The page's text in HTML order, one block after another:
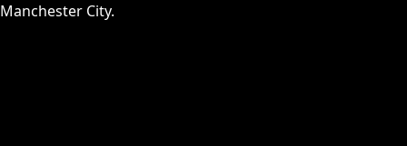
Manchester City.